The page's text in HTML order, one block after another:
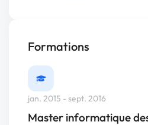
Formations
jan. 2015 - sept. 2016
Master informatique